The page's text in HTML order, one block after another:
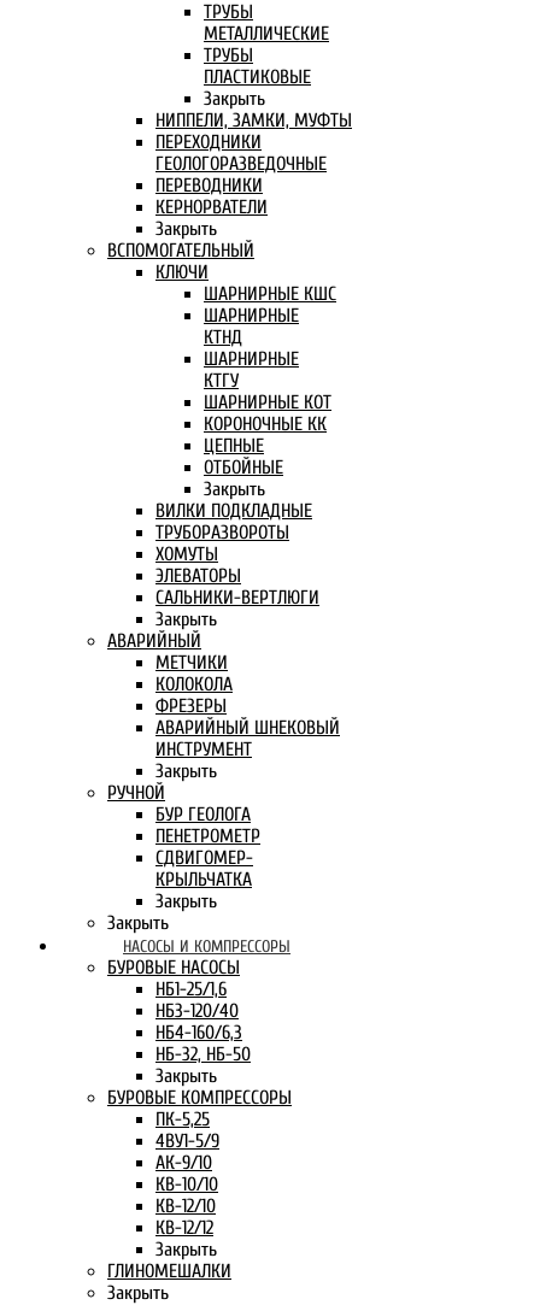
ТРУБЫ
МЕТАЛЛИЧЕСКИЕ
ТРУБЫ
ПЛАСТИКОВЫЕ
Закрыть
НИППЕЛИ, ЗАМКИ, МУФТЫ
ПЕРЕХОДНИКИ
ГЕОЛОГОРАЗВЕДОЧНЫЕ
ПЕРЕВОДНИКИ
КЕРНОРВАТЕЛИ
Закрыть
ВСПОМОГАТЕЛЬНЫЙ
КЛЮЧИ
ШАРНИРНЫЕ КШС
ШАРНИРНЫЕ
КТНД
ШАРНИРНЫЕ
КТГУ
ШАРНИРНЫЕ КОТ
КОРОНОЧНЫЕ КК
ЦЕПНЫЕ
ОТБОЙНЫЕ
Закрыть
ВИЛКИ ПОДКЛАДНЫЕ
ТРУБОРАЗВОРОТЫ
ХОМУТЫ
ЭЛЕВАТОРЫ
САЛЬНИКИ-ВЕРТЛЮГИ
Закрыть
АВАРИЙНЫЙ
МЕТЧИКИ
КОЛОКОЛА
ФРЕЗЕРЫ
АВАРИЙНЫЙ ШНЕКОВЫЙ
ИНСТРУМЕНТ
Закрыть
РУЧНОЙ
БУР ГЕОЛОГА
ПЕНЕТРОМЕТР
СДВИГОМЕР-
КРЫЛЬЧАТКА
Закрыть
Закрыть
НАСОСЫ И КОМПРЕССОРЫ
БУРОВЫЕ НАСОСЫ
НБ1-25/1,6
НБ3-120/40
НБ4-160/6,3
НБ-32, НБ-50
Закрыть
БУРОВЫЕ КОМПРЕССОРЫ
ПК-5,25
4ВУ1-5/9
АК-9/10
КВ-10/10
КВ-12/10
КВ-12/12
Закрыть
ГЛИНОМЕШАЛКИ
Закрыть